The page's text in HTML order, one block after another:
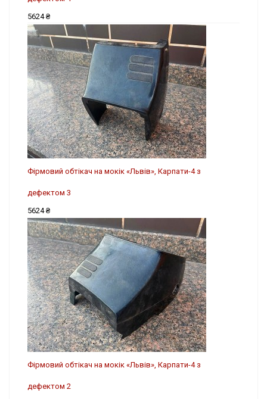
5624 ₴
Фірмовий обтікач на мокік «Львів», Карпати-4 з
дефектом 3
5624 ₴
Фірмовий обтікач на мокік «Львів», Карпати-4 з
дефектом 2